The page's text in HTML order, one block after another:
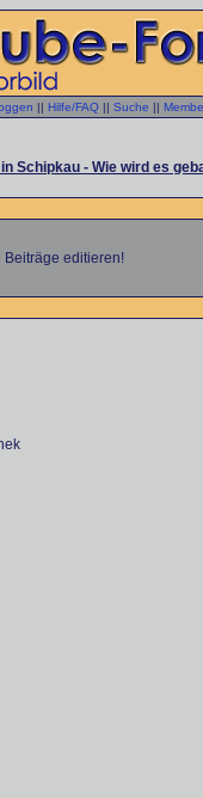
|| Hilfe/FAQ || Suche ||
Schipkau - Wie wird es
Beiträge editieren!